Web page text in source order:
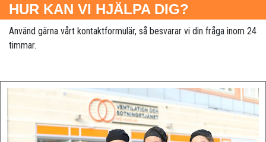
HUR KAN VI HJÄLPA DIG?
Använd gärna vårt kontaktformulär, så besvarar vi din fråga inom 24
timmar.